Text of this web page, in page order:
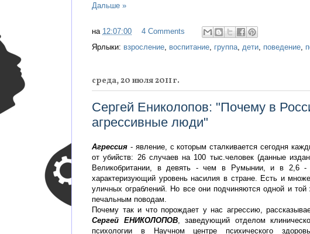
Дальше »
на 12:07:00
4 Comments
Ярлыки: взросление воспитание группа дети поведение
среда, 20 июля 2011 г.
Сергей Ениколопов: "Почему в
агрессивные люди"
Агрессия - явление, с которым сталкивается сегодня
от убийств: 26 случаев на 100 тыс.человек (данные
Великобритании, в девять - чем в Румынии, и в 2,6 -
характеризующий уровень насилия в стране. Есть и
уличных ограблений. Но все они подчиняются одной и
печальным поводам.
Почему так и что порождает у нас агрессию,
Сергей ЕНИКОЛОПОВ, заведующий отделом
психологии в Научном центре психического